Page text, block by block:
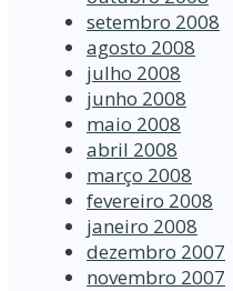
setembro 2008
agosto 2008
julho 2008
junho 2008
maio 2008
abril 2008
março 2008
fevereiro 2008
janeiro 2008
dezembro 2007
novembro 2007